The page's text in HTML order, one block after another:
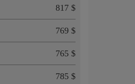
817 $
769 $
765 $
785 $